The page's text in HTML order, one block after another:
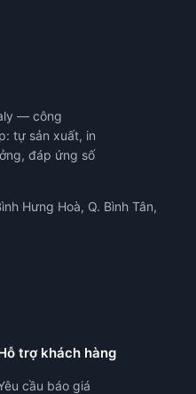
— công
tự sản xuất, in
đáp ứng số
Hưng Hoà, Q. Bình Tân,
trợ khách hàng
cầu báo giá